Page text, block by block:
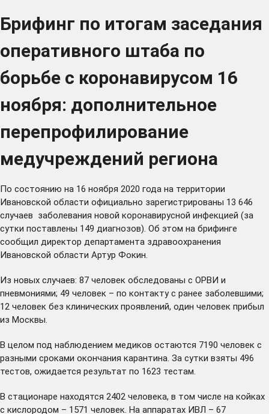
Брифинг по итогам заседания
оперативного штаба по
борьбе с коронавирусом 16
ноября: дополнительное
перепрофилирование
медучреждений региона
По состоянию на 16 ноября 2020 года на территории
Ивановской области официально зарегистрированы 13 646
случаев заболевания новой коронавирусной инфекцией (за
сутки поставлены 149 диагнозов). Об этом на брифинге
сообщил директор департамента здравоохранения
Ивановской области Артур Фокин.
Из новых случаев: 87 человек обследованы с ОРВИ и
пневмониями; 49 человек – по контакту с ранее заболевшими;
12 человек без клинических проявлений, один человек прибыл
из Москвы.
В целом под наблюдением медиков остаются 7190 человек с
разными сроками окончания карантина. За сутки взяты 496
тестов, ожидается результат по 1623 тестам.
В стационаре находятся 2402 человека, в том числе на койках
с кислородом – 1571 человек. На аппаратах ИВЛ – 67